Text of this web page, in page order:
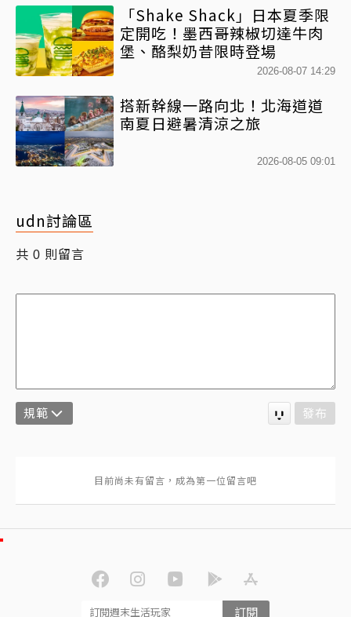
「Shake Shack」日本夏季限
定開吃！墨西哥辣椒切達牛肉
堡、酪梨奶昔限時登場
2026-08-07 14:29
搭新幹線一路向北！北海道道
南夏日避暑清涼之旅
2026-08-05 09:01
udn討論區
共 0 則留言
規範 發布
訂閱